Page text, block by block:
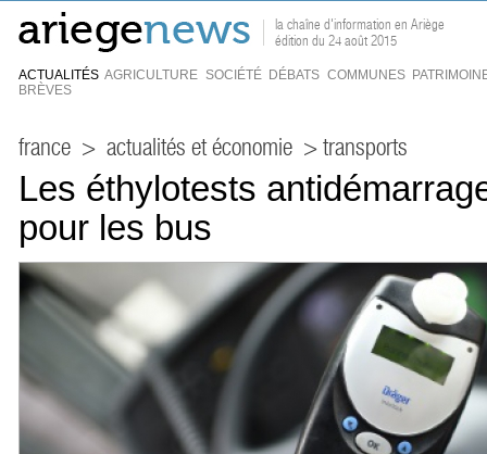
la chaîne d'information en Ariège
édition du 24 août 2015
ACTUALITÉS AGRICULTURE SOCIÉTÉ DÉBATS COMMUNES
BRÈVES
france > actualités et économie > transports
Les éthylotests
pour les bus